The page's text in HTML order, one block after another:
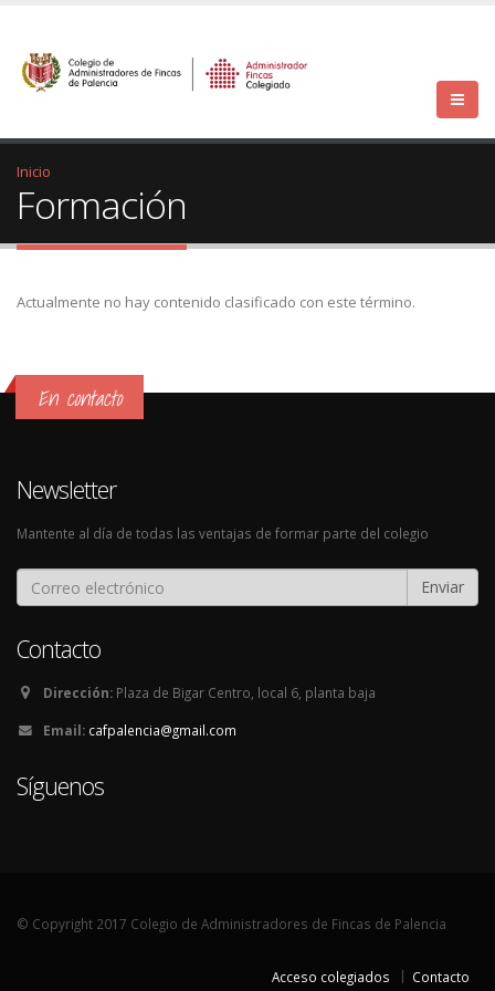
Inicio
Formación
Actualmente no hay contenido clasificado con este término.
En contacto
Newsletter
Mantente al día de todas las ventajas de formar parte del colegio
Enviar
Contacto
Dirección: Plaza de Bigar Centro, local 6, planta baja
Email: cafpalencia@gmail.com
Síguenos
© Copyright 2017 Colegio de Administradores de Fincas de Palencia
Acceso colegiados Contacto